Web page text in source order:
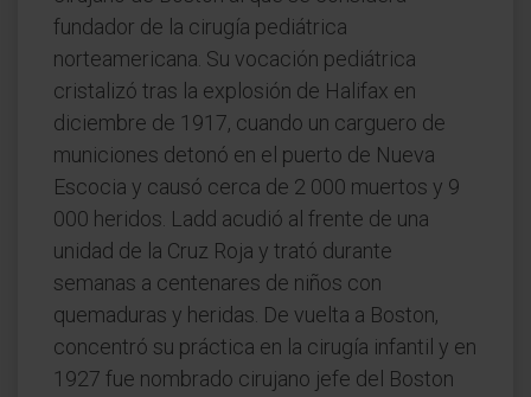
fundador de la cirugía pediátrica
norteamericana. Su vocación pediátrica
cristalizó tras la explosión de Halifax en
diciembre de 1917, cuando un carguero de
municiones detonó en el puerto de Nueva
Escocia y causó cerca de 2 000 muertos y 9
000 heridos. Ladd acudió al frente de una
unidad de la Cruz Roja y trató durante
semanas a centenares de niños con
quemaduras y heridas. De vuelta a Boston,
concentró su práctica en la cirugía infantil y en
1927 fue nombrado cirujano jefe del Boston